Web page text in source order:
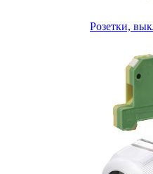
Розетки,